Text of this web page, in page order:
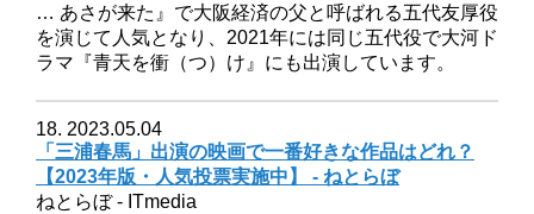
… あさが来た』で大阪経済の父と呼ばれる五代友厚役
を演じて人気となり、2021年には同じ五代役で大河ド
ラマ『青天を衝（つ）け』にも出演しています。
18. 2023.05.04
「三浦春馬」出演の映画で一番好きな作品はどれ？
【2023年版・人気投票実施中】 - ねとらぼ
ねとらぼ - ITmedia